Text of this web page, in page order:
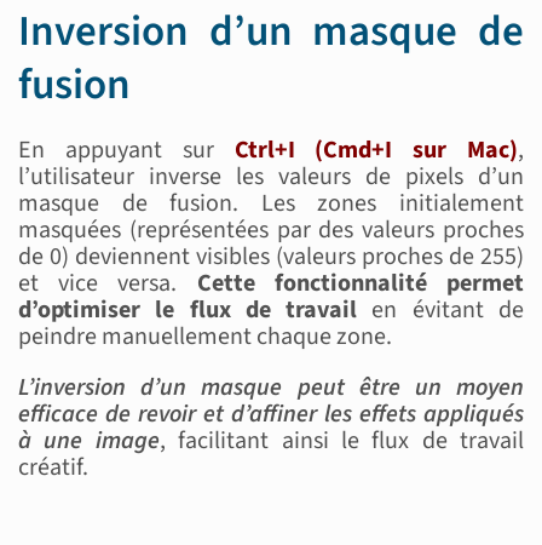
Inversion d’un masque de
fusion
En appuyant sur Ctrl+I (Cmd+I sur Mac),
l’utilisateur inverse les valeurs de pixels d’un
masque de fusion. Les zones initialement
masquées (représentées par des valeurs proches
de 0) deviennent visibles (valeurs proches de 255)
et vice versa. Cette fonctionnalité permet
d’optimiser le flux de travail en évitant de
peindre manuellement chaque zone.
L’inversion d’un masque peut être un moyen
efficace de revoir et d’affiner les effets appliqués
à une image, facilitant ainsi le flux de travail
créatif.